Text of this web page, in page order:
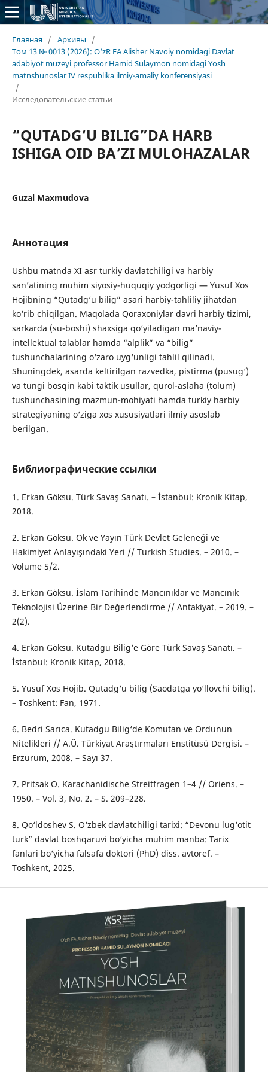
Главная / Архивы
/
Том 13 № 0013 (2026): O‘zR FA Alisher Navoiy nomidagi Davlat
adabiyot muzeyi professor Hamid Sulaymon nomidagi Yosh
matnshunoslar IV respublika ilmiy-amaliy konferensiyasi
/
Исследовательские статьи
“QUTADG‘U BILIG”DA HARB
ISHIGA OID BA’ZI MULOHAZALAR
Guzal Maxmudova
Аннотация
Ushbu matnda XI asr turkiy davlatchiligi va harbiy
san’atining muhim siyosiy-huquqiy yodgorligi — Yusuf Xos
Hojibning “Qutadg‘u bilig” asari harbiy-tahliliy jihatdan
ko‘rib chiqilgan. Maqolada Qoraxoniylar davri harbiy tizimi,
sarkarda (su-boshi) shaxsiga qo‘yiladigan ma’naviy-
intellektual talablar hamda “alplik” va “bilig”
tushunchalarining o‘zaro uyg‘unligi tahlil qilinadi.
Shuningdek, asarda keltirilgan razvedka, pistirma (pusug‘)
va tungi bosqin kabi taktik usullar, qurol-aslaha (tolum)
tushunchasining mazmun-mohiyati hamda turkiy harbiy
strategiyaning o‘ziga xos xususiyatlari ilmiy asoslab
berilgan.
Библиографические ссылки
1. Erkan Göksu. Türk Savaş Sanatı. – İstanbul: Kronik Kitap,
2018.
2. Erkan Göksu. Ok ve Yayın Türk Devlet Geleneği ve
Hakimiyet Anlayışındaki Yeri // Turkish Studies. – 2010. –
Volume 5/2.
3. Erkan Göksu. İslam Tarihinde Mancınıklar ve Mancınık
Teknolojisi Üzerine Bir Değerlendirme // Antakiyat. – 2019. –
2(2).
4. Erkan Göksu. Kutadgu Bilig‘e Göre Türk Savaş Sanatı. –
İstanbul: Kronik Kitap, 2018.
5. Yusuf Xos Hojib. Qutadg‘u bilig (Saodatga yo‘llovchi bilig).
– Toshkent: Fan, 1971.
6. Bedri Sarıca. Kutadgu Bilig‘de Komutan ve Ordunun
Nitelikleri // A.Ü. Türkiyat Araştırmaları Enstitüsü Dergisi. –
Erzurum, 2008. – Sayı 37.
7. Pritsak O. Karachanidische Streitfragen 1–4 // Oriens. –
1950. – Vol. 3, No. 2. – S. 209–228.
8. Qo‘ldoshev S. O‘zbek davlatchiligi tarixi: “Devonu lug‘otit
turk” davlat boshqaruvi bo‘yicha muhim manba: Tarix
fanlari bo‘yicha falsafa doktori (PhD) diss. avtoref. –
Toshkent, 2025.